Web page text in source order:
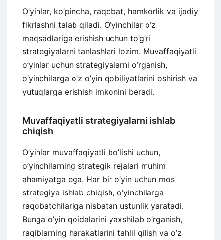
O’yinlar, ko’pincha, raqobat, hamkorlik va ijodiy
fikrlashni talab qiladi. O’yinchilar o’z
maqsadlariga erishish uchun to’g’ri
strategiyalarni tanlashlari lozim. Muvaffaqiyatli
o’yinlar uchun strategiyalarni o’rganish,
o’yinchilarga o’z o’yin qobiliyatlarini oshirish va
yutuqlarga erishish imkonini beradi.
Muvaffaqiyatli strategiyalarni ishlab
chiqish
O’yinlar muvaffaqiyatli bo’lishi uchun,
o’yinchilarning strategik rejalari muhim
ahamiyatga ega. Har bir o’yin uchun mos
strategiya ishlab chiqish, o’yinchilarga
raqobatchilariga nisbatan ustunlik yaratadi.
Bunga o’yin qoidalarini yaxshilab o’rganish,
raqiblarning harakatlarini tahlil qilish va o’z